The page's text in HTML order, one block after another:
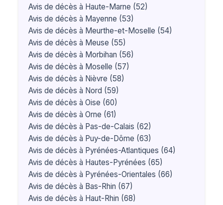
Avis de décès à Haute-Marne (52)
Avis de décès à Mayenne (53)
Avis de décès à Meurthe-et-Moselle (54)
Avis de décès à Meuse (55)
Avis de décès à Morbihan (56)
Avis de décès à Moselle (57)
Avis de décès à Nièvre (58)
Avis de décès à Nord (59)
Avis de décès à Oise (60)
Avis de décès à Orne (61)
Avis de décès à Pas-de-Calais (62)
Avis de décès à Puy-de-Dôme (63)
Avis de décès à Pyrénées-Atlantiques (64)
Avis de décès à Hautes-Pyrénées (65)
Avis de décès à Pyrénées-Orientales (66)
Avis de décès à Bas-Rhin (67)
Avis de décès à Haut-Rhin (68)